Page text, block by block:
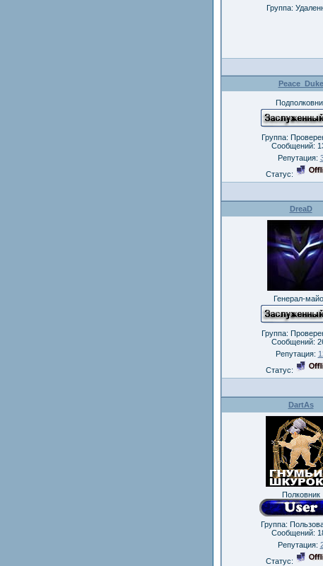
Группа:
Peace_Duke
Группа:
Сообщений:
Репутация:
Статус:
DreaD
Генерал-
Группа:
Сообщений:
Репутация:
Статус:
DartAs
Полковник
Группа:
Сообщений:
Репутация:
Статус: